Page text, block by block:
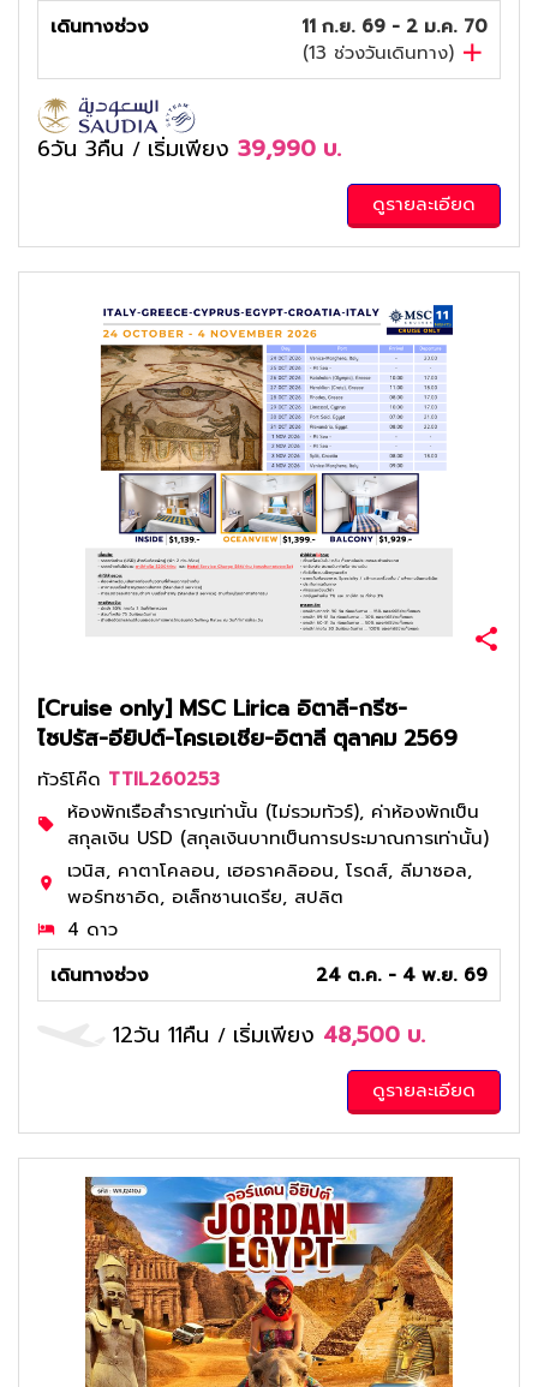
เดินทางช่วง
11 ก.ย. 69 - 2 ม.ค. 70
(13 ช่วงวันเดินทาง)
6วัน 3คืน / เริ่มเพียง 39,990 บ.
ดูรายละเอียด
[Cruise only] MSC Lirica อิตาลี-กรีซ-
ไซปรัส-อียิปต์-โครเอเชีย-อิตาลี ตุลาคม 2569
ทัวร์โค๊ด TTIL260253
ห้องพักเรือสำราญเท่านั้น (ไม่รวมทัวร์), ค่าห้องพักเป็น
สกุลเงิน USD (สกุลเงินบาทเป็นการประมาณการเท่านั้น)
เวนิส, คาตาโคลอน, เฮอราคลิออน, โรดส์, ลีมาซอล,
พอร์ทซาอิด, อเล็กซานเดรีย, สปลิต
4 ดาว
เดินทางช่วง
24 ต.ค. - 4 พ.ย. 69
12วัน 11คืน / เริ่มเพียง 48,500 บ.
ดูรายละเอียด